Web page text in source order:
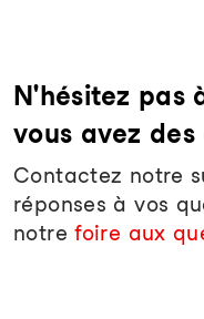
N'hésitez pas
vous avez des
Contactez notre
réponses à vos
notrefoire aux